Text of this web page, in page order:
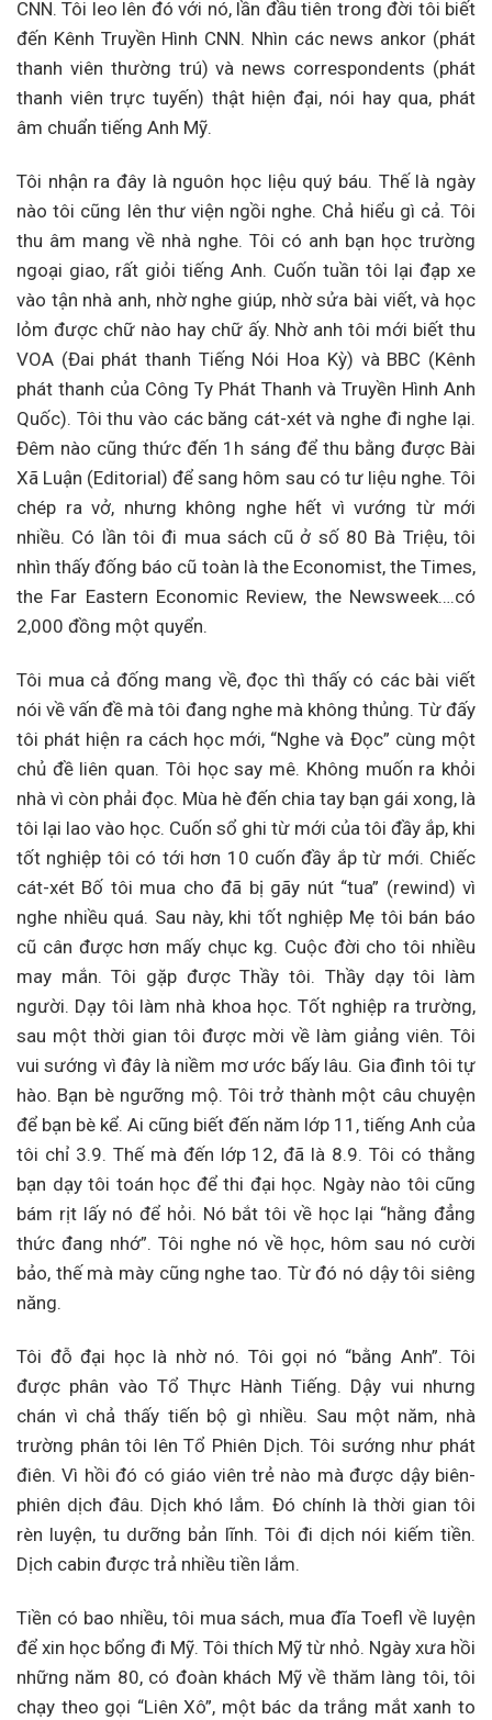
CNN. Tôi leo lên đó với nó, lần đầu tiên trong đời tôi biết
đến Kênh Truyền Hình CNN. Nhìn các news ankor (phát
thanh viên thường trú) và news correspondents (phát
thanh viên trực tuyến) thật hiện đại, nói hay qua, phát
âm chuẩn tiếng Anh Mỹ.
Tôi nhận ra đây là nguôn học liệu quý báu. Thế là ngày
nào tôi cũng lên thư viện ngồi nghe. Chả hiểu gì cả. Tôi
thu âm mang về nhà nghe. Tôi có anh bạn học trường
ngoại giao, rất giỏi tiếng Anh. Cuốn tuần tôi lại đạp xe
vào tận nhà anh, nhờ nghe giúp, nhờ sửa bài viết, và học
lỏm được chữ nào hay chữ ấy. Nhờ anh tôi mới biết thu
VOA (Đai phát thanh Tiếng Nói Hoa Kỳ) và BBC (Kênh
phát thanh của Công Ty Phát Thanh và Truyền Hình Anh
Quốc). Tôi thu vào các băng cát-xét và nghe đi nghe lại.
Đêm nào cũng thức đến 1h sáng để thu bằng được Bài
Xã Luận (Editorial) để sang hôm sau có tư liệu nghe. Tôi
chép ra vở, nhưng không nghe hết vì vướng từ mới
nhiều. Có lần tôi đi mua sách cũ ở số 80 Bà Triệu, tôi
nhìn thấy đống báo cũ toàn là the Economist, the Times,
the Far Eastern Economic Review, the Newsweek….có
2,000 đồng một quyển.
Tôi mua cả đống mang về, đọc thì thấy có các bài viết
nói về vấn đề mà tôi đang nghe mà không thủng. Từ đấy
tôi phát hiện ra cách học mới, “Nghe và Đọc” cùng một
chủ đề liên quan. Tôi học say mê. Không muốn ra khỏi
nhà vì còn phải đọc. Mùa hè đến chia tay bạn gái xong, là
tôi lại lao vào học. Cuốn sổ ghi từ mới của tôi đầy ắp, khi
tốt nghiệp tôi có tới hơn 10 cuốn đầy ắp từ mới. Chiếc
cát-xét Bố tôi mua cho đã bị gãy nút “tua” (rewind) vì
nghe nhiều quá. Sau này, khi tốt nghiệp Mẹ tôi bán báo
cũ cân được hơn mấy chục kg. Cuộc đời cho tôi nhiều
may mắn. Tôi gặp được Thầy tôi. Thầy dạy tôi làm
người. Dạy tôi làm nhà khoa học. Tốt nghiệp ra trường,
sau một thời gian tôi được mời về làm giảng viên. Tôi
vui sướng vì đây là niềm mơ ước bấy lâu. Gia đình tôi tự
hào. Bạn bè ngưỡng mộ. Tôi trở thành một câu chuyện
để bạn bè kể. Ai cũng biết đến năm lớp 11, tiếng Anh của
tôi chỉ 3.9. Thế mà đến lớp 12, đã là 8.9. Tôi có thằng
bạn dạy tôi toán học để thi đại học. Ngày nào tôi cũng
bám rịt lấy nó để hỏi. Nó bắt tôi về học lại “hằng đẳng
thức đang nhớ”. Tôi nghe nó về học, hôm sau nó cười
bảo, thế mà mày cũng nghe tao. Từ đó nó dậy tôi siêng
năng.
Tôi đỗ đại học là nhờ nó. Tôi gọi nó “bằng Anh”. Tôi
được phân vào Tổ Thực Hành Tiếng. Dậy vui nhưng
chán vì chả thấy tiến bộ gì nhiều. Sau một năm, nhà
trường phân tôi lên Tổ Phiên Dịch. Tôi sướng như phát
điên. Vì hồi đó có giáo viên trẻ nào mà được dậy biên-
phiên dịch đâu. Dịch khó lắm. Đó chính là thời gian tôi
rèn luyện, tu dưỡng bản lĩnh. Tôi đi dịch nói kiếm tiền.
Dịch cabin được trả nhiều tiền lắm.
Tiền có bao nhiều, tôi mua sách, mua đĩa Toefl về luyện
để xin học bổng đi Mỹ. Tôi thích Mỹ từ nhỏ. Ngày xưa hồi
những năm 80, có đoàn khách Mỹ về thăm làng tôi, tôi
chạy theo gọi “Liên Xô”, một bác da trắng mắt xanh to